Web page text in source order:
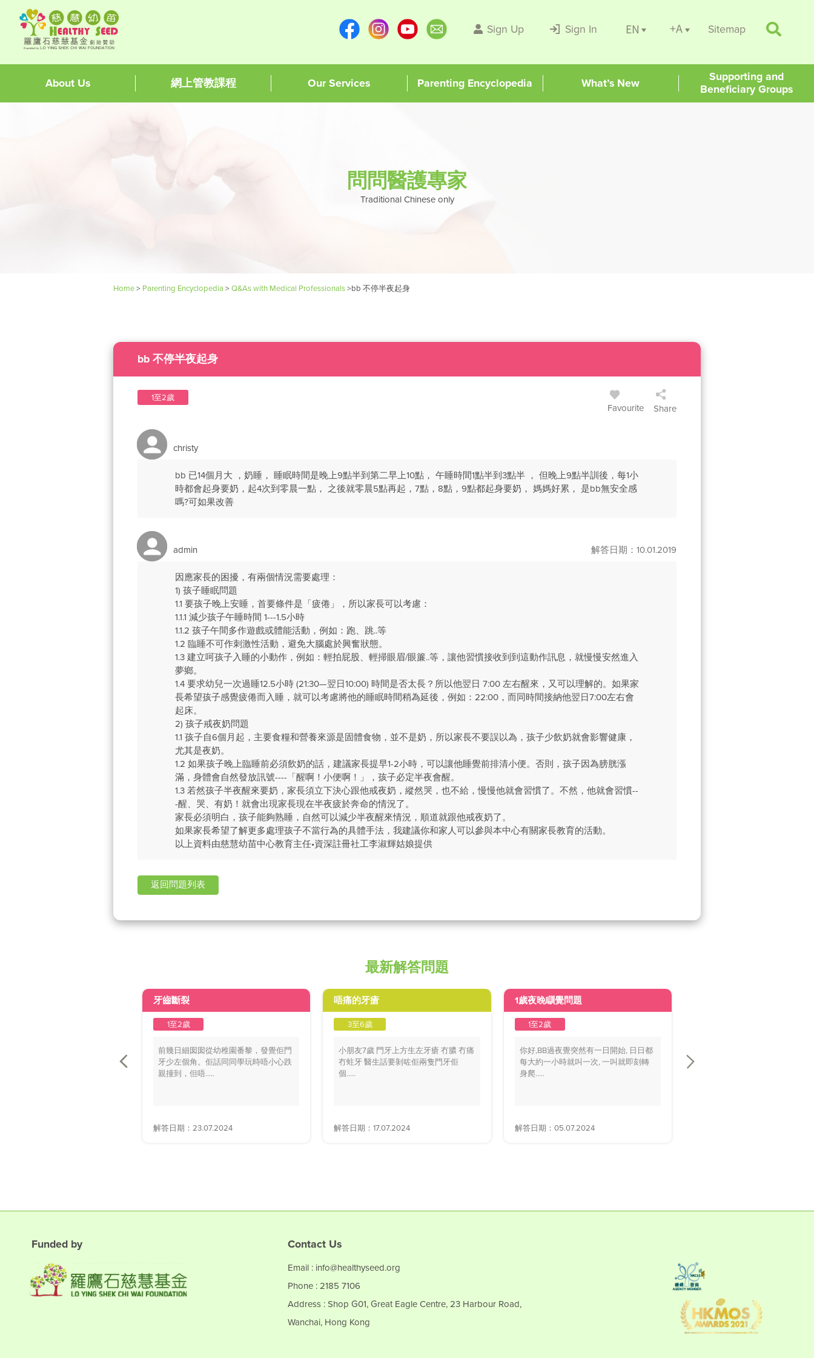
Sign Up Sign In EN +A Sitemap
About Us 網上管教課程 Our Services Parenting Encyclopedia What’s New
Supporting and
Beneficiary Groups
問問醫護專家
Traditional Chinese only
Home> Parenting Encyclopedia > Q&As with Medical Professionals>bb 不停半夜起身
bb 不停半夜起身
1至2歲
Favourite Share
christy
bb 已14個月大 ，奶睡， 睡眠時間是晚上9點半到第二早上10點， 午睡時間1點半到3點半 ， 但晚上9點半訓後，每1小
時都會起身要奶，起4次到零晨一點， 之後就零晨5點再起，7點，8點，9點都起身要奶， 媽媽好累， 是bb無安全感
嗎?可如果改善
admin 解答日期：10.01.2019
因應家長的困擾，有兩個情況需要處理：
1) 孩子睡眠問題
1.1 要孩子晚上安睡，首要條件是「疲倦」，所以家長可以考慮：
1.1.1 減少孩子午睡時間 1---1.5小時
1.1.2 孩子午間多作遊戲或體能活動，例如：跑、跳..等
1.2 臨睡不可作刺激性活動，避免大腦處於興奮狀態。
1.3 建立呵孩子入睡的小動作，例如：輕拍屁股、輕掃眼眉/眼簾..等，讓他習慣接收到到這動作訊息，就慢慢安然進入
夢鄉。
1.4 要求幼兒一次過睡12.5小時 (21:30—翌日10:00) 時間是否太長？所以他翌日 7:00 左右醒來，又可以理解的。如果家
長希望孩子感覺疲倦而入睡，就可以考慮將他的睡眠時間稍為延後，例如：22:00，而同時間接納他翌日7:00左右會
起床。
2) 孩子戒夜奶問題
1.1 孩子自6個月起，主要食糧和營養來源是固體食物，並不是奶，所以家長不要誤以為，孩子少飲奶就會影響健康，
尤其是夜奶。
1.2 如果孩子晚上臨睡前必須飲奶的話，建議家長提早1-2小時，可以讓他睡覺前排清小便。否則，孩子因為膀胱漲
滿，身體會自然發放訊號----「醒啊！小便啊！」，孩子必定半夜會醒。
1.3 若然孩子半夜醒來要奶，家長須立下決心跟他戒夜奶，縱然哭，也不給，慢慢他就會習慣了。不然，他就會習慣--
-醒、哭、有奶！就會出現家長現在半夜疲於奔命的情況了。
家長必須明白，孩子能夠熟睡，自然可以減少半夜醒來情況，順道就跟他戒夜奶了。
如果家長希望了解更多處理孩子不當行為的具體手法，我建議你和家人可以參與本中心有關家長教育的活動。
以上資料由慈慧幼苗中心教育主任•資深註冊社工李淑輝姑娘提供
返回問題列表
最新解答問題
牙齒斷裂
1至2歲
前幾日細囡囡從幼稚園番黎，發覺佢門
牙少左個角。佢話同同學玩時唔小心跌
親撞到，但唔.....
解答日期：23.07.2024
唔痛的牙瘡
3至6歲
小朋友7歲 門牙上方生左牙瘡 冇膿 冇痛
冇蛀牙 醫生話要剝咗佢兩隻門牙佢
個.....
解答日期：17.07.2024
1歲夜晚瞓覺問題
1至2歲
你好,BB過夜覺突然有一日開始, 日日都
每大約一小時就叫一次, 一叫就即刻轉
身爬.....
解答日期：05.07.2024
Funded by Contact Us
Email : info@healthyseed.org
Phone : 2185 7106
Address : Shop G01, Great Eagle Centre, 23 Harbour Road,
Wanchai, Hong Kong